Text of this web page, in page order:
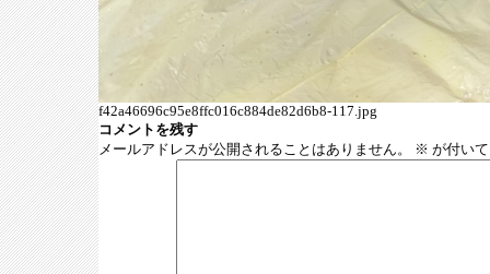
f42a46696c95e8ffc016c884de82d6b8-117.jpg
コメントを残す
メールアドレスが公開されることはありません。
※ が付い